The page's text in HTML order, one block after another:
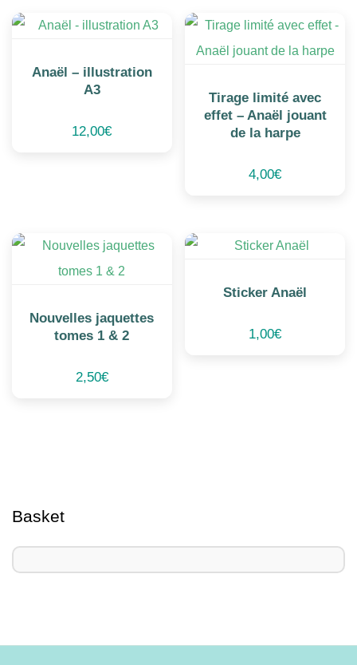
Anaël – illustration
A3
12,00€
Tirage limité avec
effet – Anaël jouant
de la harpe
4,00€
Nouvelles jaquettes
tomes 1 & 2
2,50€
Sticker Anaël
1,00€
Basket